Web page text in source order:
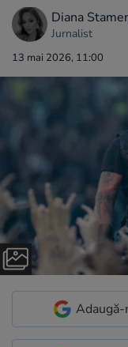
Diana
Jurnalist
13 mai 2026, 11:00
Adaugă-